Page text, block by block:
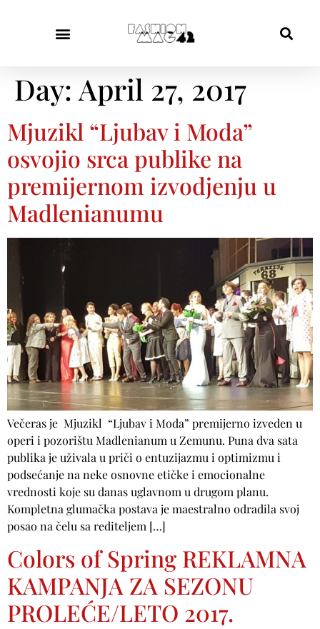
Day: April 27, 2017
Mjuzikl “Ljubav i Moda”
osvojio srca publike na
premijernom izvodjenju u
Madlenianumu
Večeras je Mjuzikl “Ljubav i Moda” premijerno izveden u
operi i pozorištu Madlenianum u Zemunu. Puna dva sata
publika je uživala u priči o entuzijazmu i optimizmu i
podsećanje na neke osnovne etičke i emocionalne
vrednosti koje su danas uglavnom u drugom planu.
Kompletna glumačka postava je maestralno odradila svoj
posao na čelu sa rediteljem […]
Colors of Spring REKLAMNA
KAMPANJA ZA SEZONU
PROLEĆE/LETO 2017.